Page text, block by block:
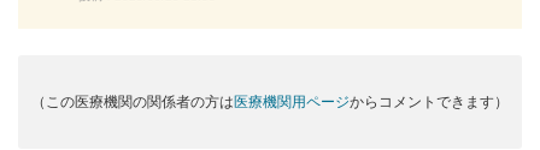
（この医療機関の関係者の方は 医療機関用ページからコメントできます）